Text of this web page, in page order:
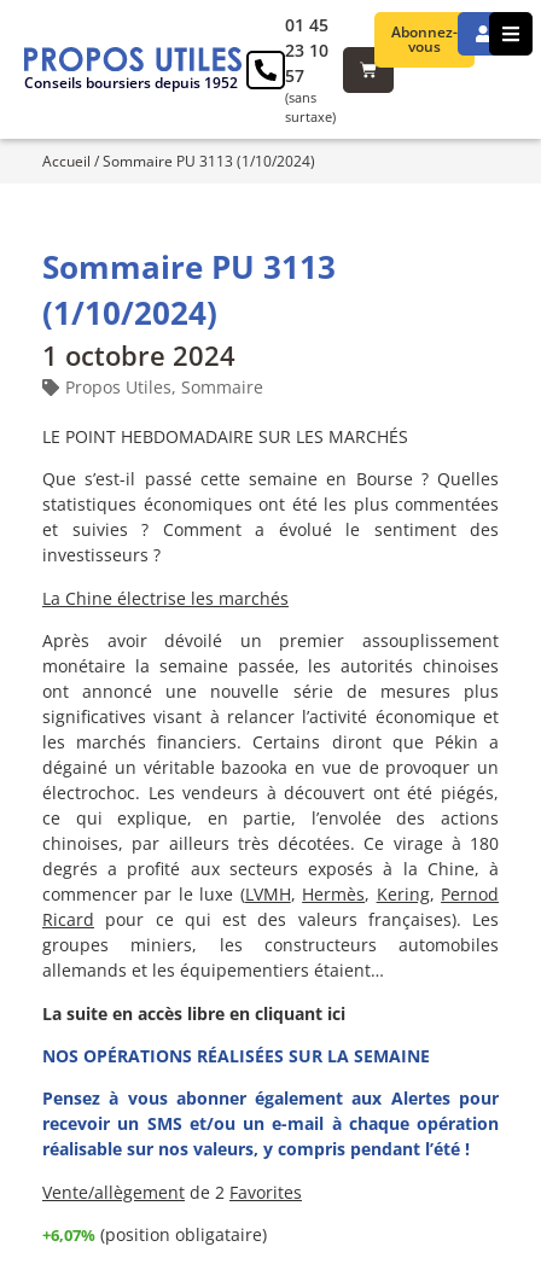
Conseils boursiers depuis 1952
Abonnez-
vous
01 45
23 10
57
(sans
surtaxe)
Accueil /Sommaire PU 3113 (1/10/2024)
Sommaire PU 3113
(1/10/2024)
1 octobre 2024
Propos Utiles, Sommaire
LE POINT HEBDOMADAIRE SUR LES MARCHÉS
Que s’est-il passé cette semaine en Bourse ? Quelles
statistiques économiques ont été les plus commentées
et suivies ? Comment a évolué le sentiment des
investisseurs ?
La Chine électrise les marchés
Après avoir dévoilé un premier assouplissement
monétaire la semaine passée, les autorités chinoises
ont annoncé une nouvelle série de mesures plus
significatives visant à relancer l’activité économique et
les marchés financiers. Certains diront que Pékin a
dégainé un véritable bazooka en vue de provoquer un
électrochoc. Les vendeurs à découvert ont été piégés,
ce qui explique, en partie, l’envolée des actions
chinoises, par ailleurs très décotées. Ce virage à 180
degrés a profité aux secteurs exposés à la Chine, à
commencer par le luxe (LVMH, Hermès, Kering, Pernod
Ricard pour ce qui est des valeurs françaises). Les
groupes miniers, les constructeurs automobiles
allemands et les équipementiers étaient…
La suite en accès libre en cliquant ici
NOS OPÉRATIONS RÉALISÉES SUR LA SEMAINE
Pensez à vous abonner également aux Alertes pour
recevoir un SMS et/ou un e-mail à chaque opération
réalisable sur nos valeurs, y compris pendant l’été !
Vente/allègement de 2 Favorites
+6,07% (position obligataire)